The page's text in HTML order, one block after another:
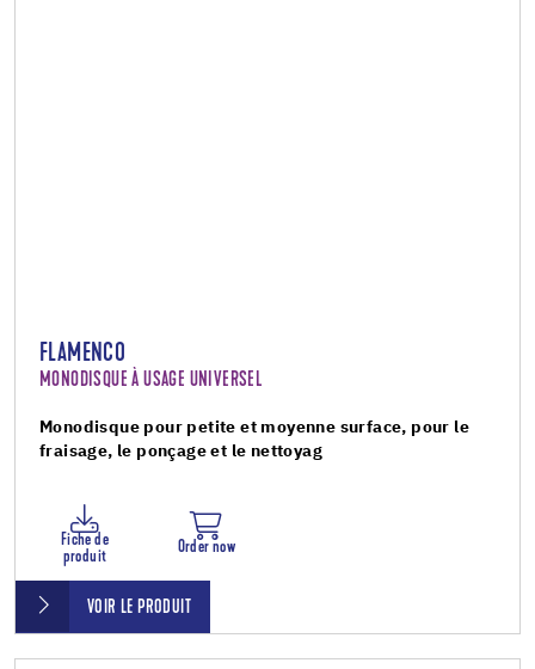
FLAMENCO
MONODISQUE À USAGE UNIVERSEL
Monodisque pour petite et moyenne surface, pour le
fraisage, le ponçage et le nettoyag
Fiche de
produit
Order now
VOIR LE PRODUIT